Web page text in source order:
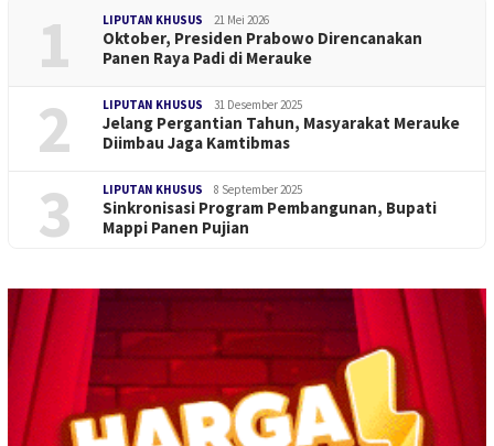
1 LIPUTAN KHUSUS 21 Mei 2026
Oktober, Presiden Prabowo Direncanakan
Panen Raya Padi di Merauke
2 LIPUTAN KHUSUS 31 Desember 2025
Jelang Pergantian Tahun, Masyarakat Merauke
Diimbau Jaga Kamtibmas
3 LIPUTAN KHUSUS 8 September 2025
Sinkronisasi Program Pembangunan, Bupati
Mappi Panen Pujian